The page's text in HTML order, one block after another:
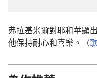
弗拉基米爾對耶和華顯
他保持耐心和喜樂。（